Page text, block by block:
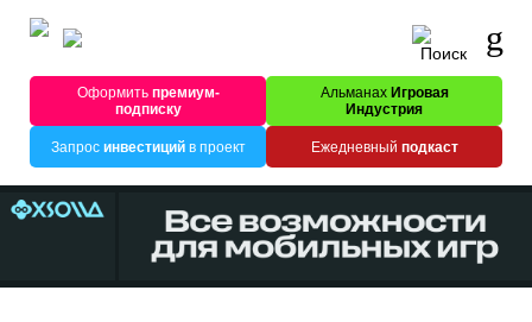
Оформитьпремиум-
подписку
Альманах Игровая
Индустрия
Запрос инвестицийв проект Ежедневный подкаст